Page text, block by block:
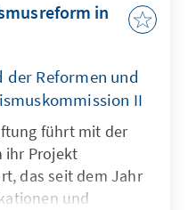
Studien zum
ist im Jahr des
der
erhalten und zur
der Demokratie
Extremisten
in
der Reformen und
II
führt mit der
ihr Projekt
das seit dem Jahr
und